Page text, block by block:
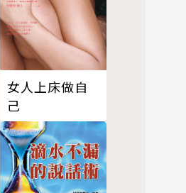
女人上床做自
己